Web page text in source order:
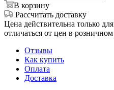
В корзину
Рассчитать доставку
Цена действительна только
отличаться от цен в
Отзывы
Как купить
Оплата
Доставка